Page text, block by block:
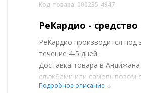
Код товара: 000235-4947
РеКардио -
РеКардио производится под
течение 4-5 дней.
Доставка товара в
службами или самовывозом
при обсуждении заказа с
Подробное описание